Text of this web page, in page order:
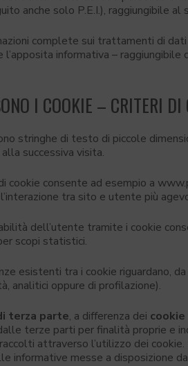
anche solo P.E.I.), raggiungibile al
complete sui trattamenti di
l’apposita informativa –
I COOKIE – CRITERI DI
stringhe di testo di piccole
successiva visita.
cookie consente ad esempio a
tra sito e utente più
dell’utente tramite i cookie
scopi statistici.
esistenti tra i cookie riguardano,
analitici oppure di profilazione).
terza parte, a differenza dei
terze parti per finalità proprie e
attraverso l’utilizzo dei
informative messe a disposizione